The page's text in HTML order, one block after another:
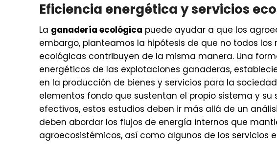
Eficiencia energética y servicios
La ganadería ecológica puede ayudar a que los
embargo, planteamos la hipótesis de que no todos
ecológicas contribuyen de la misma manera. Una
energéticos de las explotaciones ganaderas,
en la producción de bienes y servicios para la
elementos fondo que sustentan el propio sistema y su
efectivos, estos estudios deben ir más allá de un
deben abordar los flujos de energía internos que
agroecosistémicos, así como algunos de los servicios